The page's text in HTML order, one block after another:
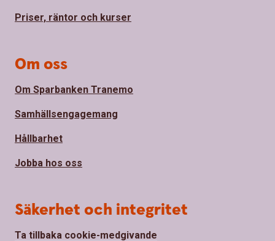
Priser, räntor och kurser
Om oss
Om Sparbanken Tranemo
Samhällsengagemang
Hållbarhet
Jobba hos oss
Säkerhet och integritet
Ta tillbaka cookie-medgivande